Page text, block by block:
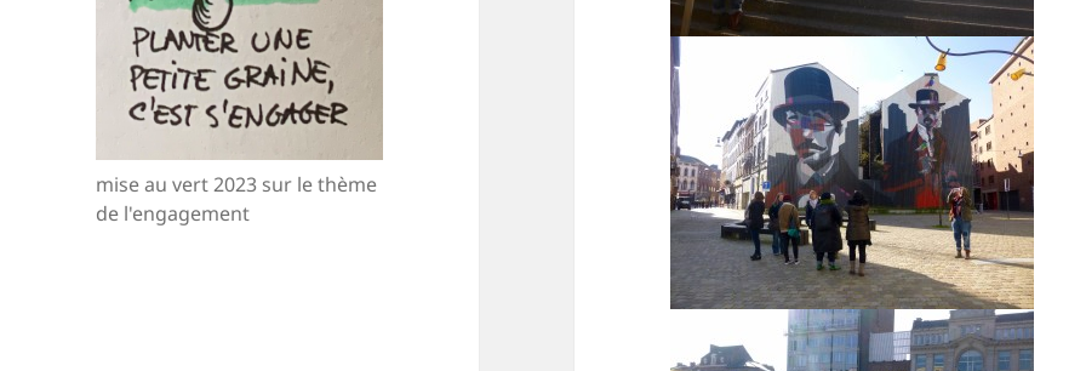
mise au vert 2023 sur le thème
de l'engagement